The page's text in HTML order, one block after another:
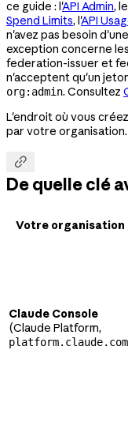
ce guide : l'API Admin,
Spend Limits, l'API
n'avez pas besoin
exception concerne
federation-issuer et
n'acceptent qu'un
org:admin. Consultez
L'endroit où vous
par votre organisation.

De quelle clé
Votre organisation
Claude Console
(Claude Platform,
platform.claude.com